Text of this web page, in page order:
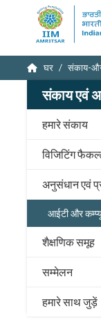
घर संकाय-
संकाय एवं
हमारे संकाय
विजिटिंग
अनुसंधान एवं
आईटी और
शैक्षणिक समूह
सम्मेलन
हमारे साथ जुड़ें